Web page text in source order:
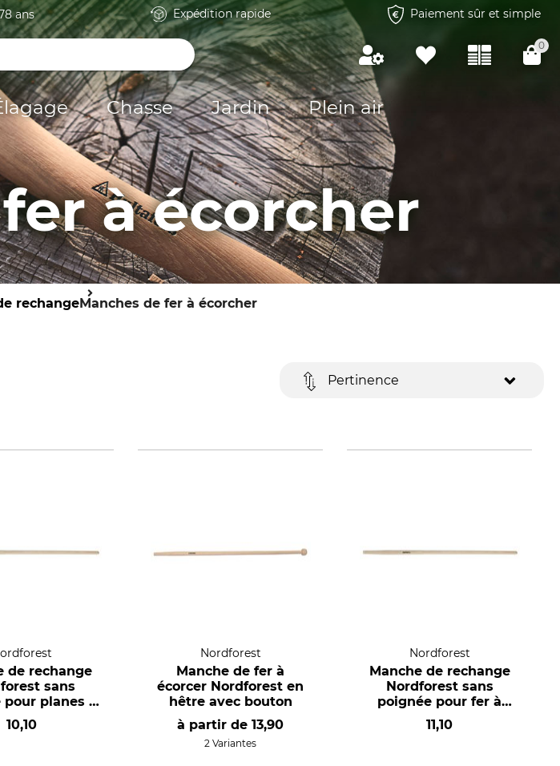
ans Expédition rapide Paiement sûr et simple
0
Chasse Jardin Plein air
à écorcher
rechangeManches de fer à écorcher
Pertinence
de rechange
sans
pour planes à
fers à écorcer,
26 mm
10,10
Nordforest
Manche de fer à
écorcer Nordforest en
hêtre avec bouton
à partir de13,90
2 Variantes
Nordforest
Manche de rechange
Nordforest sans
poignée pour fer à
écorcer Dauner
11,10